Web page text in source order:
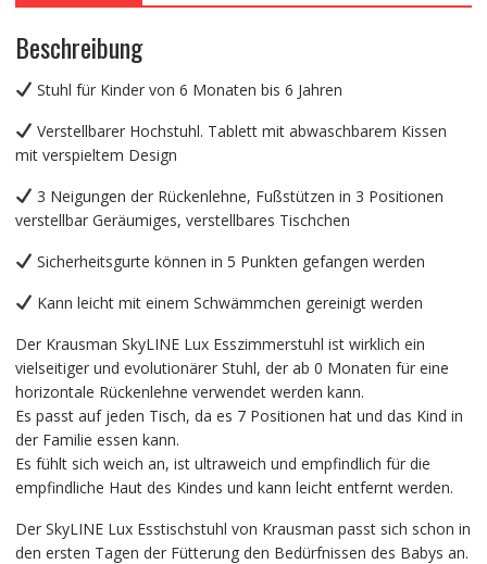
Beschreibung
Stuhl für Kinder von 6 Monaten bis 6 Jahren
Verstellbarer Hochstuhl. Tablett mit abwaschbarem Kissen
mit verspieltem Design
3 Neigungen der Rückenlehne, Fußstützen in 3 Positionen
verstellbar Geräumiges, verstellbares Tischchen
Sicherheitsgurte können in 5 Punkten gefangen werden
Kann leicht mit einem Schwämmchen gereinigt werden
Der Krausman SkyLINE Lux Esszimmerstuhl ist wirklich ein
vielseitiger und evolutionärer Stuhl, der ab 0 Monaten für eine
horizontale Rückenlehne verwendet werden kann.
Es passt auf jeden Tisch, da es 7 Positionen hat und das Kind in
der Familie essen kann.
Es fühlt sich weich an, ist ultraweich und empfindlich für die
empfindliche Haut des Kindes und kann leicht entfernt werden.
Der SkyLINE Lux Esstischstuhl von Krausman passt sich schon in
den ersten Tagen der Fütterung den Bedürfnissen des Babys an.